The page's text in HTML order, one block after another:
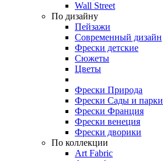
Wall Street
По дизайну
Пейзажи
Современный дизайн
Фрески детские
Сюжеты
Цветы
Фрески Природа
Фрески Сады и парки
Фрески Франция
Фрески венеция
Фрески дворики
По коллекции
Art Fabric